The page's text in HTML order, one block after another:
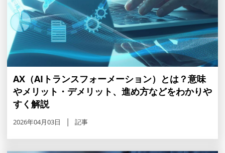
AX（AIトランスフォーメーション）とは？意味
やメリット・デメリット、進め方などをわかりや
すく解説
2026年04月03日 記事